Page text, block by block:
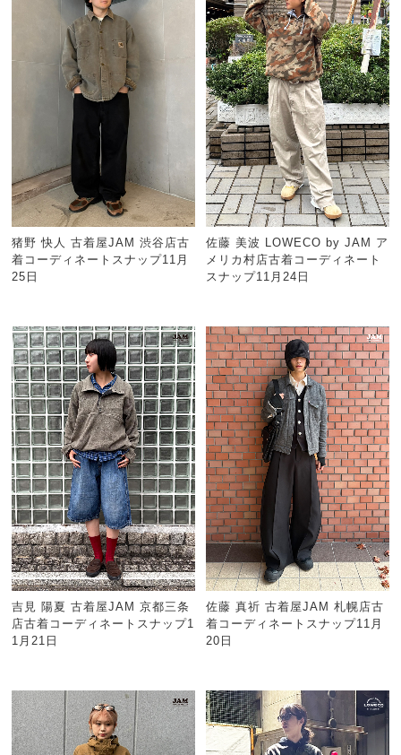
猪野 快人 古着屋JAM 渋谷店古
着コーディネートスナップ11月
25日
佐藤 美波 LOWECO by JAM ア
メリカ村店古着コーディネート
スナップ11月24日
吉見 陽夏 古着屋JAM 京都三条
店古着コーディネートスナップ1
1月21日
佐藤 真祈 古着屋JAM 札幌店古
着コーディネートスナップ11月
20日